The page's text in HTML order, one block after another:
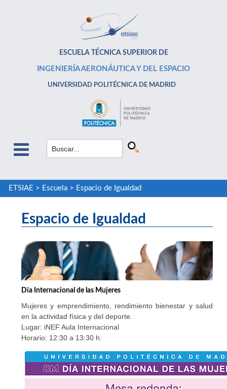
ESCUELA TÉCNICA SUPERIOR DE
INGENIERÍA AERONÁUTICA Y DEL ESPACIO
UNIVERSIDAD POLITÉCNICA DE MADRID
ETSIAE > Escuela> Espacio de Igualdad
Espacio de Igualdad
Dia Internacional de las Mujeres
Mujeres y emprendimiento, rendimiento bienestar y salud
en la actividad física y del deporte.
Lugar: iNEF Aula Internacional
Horario: 12:30 a 13:30 h.